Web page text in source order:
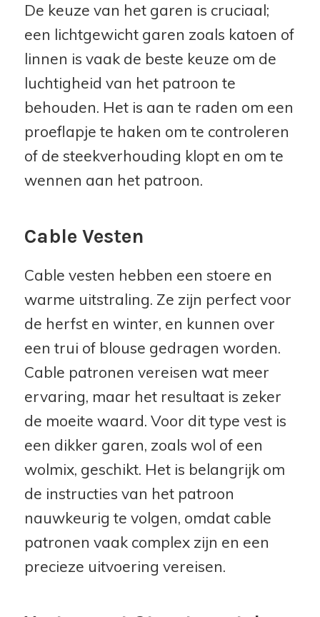
De keuze van het garen is cruciaal;
een lichtgewicht garen zoals katoen of
linnen is vaak de beste keuze om de
luchtigheid van het patroon te
behouden. Het is aan te raden om een
proeflapje te haken om te controleren
of de steekverhouding klopt en om te
wennen aan het patroon.
Cable Vesten
Cable vesten hebben een stoere en
warme uitstraling. Ze zijn perfect voor
de herfst en winter, en kunnen over
een trui of blouse gedragen worden.
Cable patronen vereisen wat meer
ervaring, maar het resultaat is zeker
de moeite waard. Voor dit type vest is
een dikker garen, zoals wol of een
wolmix, geschikt. Het is belangrijk om
de instructies van het patroon
nauwkeurig te volgen, omdat cable
patronen vaak complex zijn en een
precieze uitvoering vereisen.